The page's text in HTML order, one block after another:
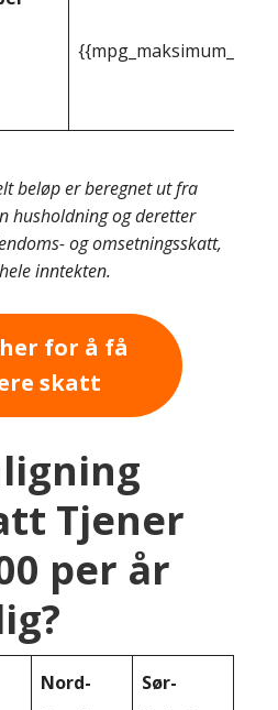
beløp er beregnet ut fra
husholdning og deretter
og omsetningsskatt,
inntekten.
for å få
skatt
Tjener
per år
Nord-
Sør-